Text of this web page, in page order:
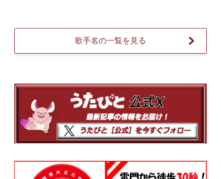
歌手名の一覧を見る